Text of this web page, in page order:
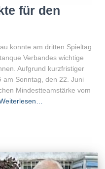
für den
konnte am dritten Spieltag
Verbandes wichtige
Aufgrund kurzfristiger
am Sonntag, den 22. Juni
Mindestteamstärke vom